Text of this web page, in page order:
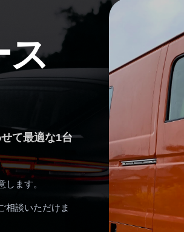
ス
て最適な1台
ます。
相談いただけま